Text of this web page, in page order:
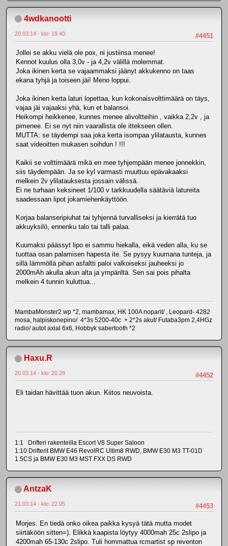
4wdkanootti
#4451
20.03.14 - klo: 19.40
Jollei se akku vielä ole pox, ni justiinsa menee!
Kennot kuulus olla 3,0v - ja 4,2v välillä molemmat.
Joka ikinen kerta se vajaammaksi jäänyt akkukenno on taas
ekana tyhjä ja toiseen jäi! Meno loppui.
Joka ikinen kerta laturi lopettaa, kun kokonaisvolttimäärä on täys,
vajaa jäi vajaaksi yhä, kun et balansoi.
Heikompi heikkenee, kunnes menee alivoltteihin , vaikka 2,2v , ja
pimenee. Ei se nyt niin vaarallista ole ittekseen ollen.
MUTTA: se täydempi saa joka kerta isompaa ylilatausta, kunnes
saat videoitten mukasen soihdun ! !!!
Kaikii se volttimäärä mikä en mee tyhjempään menee jonnekkin,
siis täydempään. Ja se kyl varmasti muuttuu epävakaaksi
melkein 2v ylilatauksesta jossain välissä.
Ei ne turhaan keksineet 1/100 v tarkkuudella säätäviä latureita
saadessaan lipot jokamiehenkäyttöön.
Korjaa balanseripiuhat tai tyhjennä turvalliseksi ja kierrätä tuo
akkuyksilö, ennenku talo tai talli palaa.
Kuumaksi päässyt lipo ei sammu hiekalla, eikä veden alla, ku se
tuottaa osan palamisen hapesta ite. Se pysyy kuumana tunteja, ja
sillä lämmöllä pihan asfaltti paloi valkoiseksi jauheeksi jo
2000mAh akulla akun alta ja ympäriltä. Sen sai pois pihalta
melkein 4 tunnin kuluttua...
MambaMonster2 wp *2, mambamax, HK 100A noparit/ , Leopard- 4282
mosa, halpiskonepino/ 4*3s 5200-40c + 2*2s akut/ Futaba3pm 2,4HGz
radio/ autot axial 6x6, Hobbyk sabertooth *2
Haxu.R
#4452
20.03.14 - klo: 20.28
Eli taidan hävittää tuon akun. Kiitos neuvoista.
1:1 Drifteri rakenteilla Escort V8 Super Saloon
1:10 Drifterit BMW E46 RevolRC Ultim8 RWD, BMW E30 M3 TT-01D
1.5CS ja BMW E30 M3 MST FXX DS RWD
AntzaK
#4453
21.03.14 - klo: 22.05
Morjes. En tiedä onko oikea paikka kysyä tätä mutta modet
siirtäköön sitten=). Elikkä kaapista löytyy 4000mah 25c 2slipo ja
4200mah 65-130c 2slipo. Tuli hommattua rcmartist sp reventon